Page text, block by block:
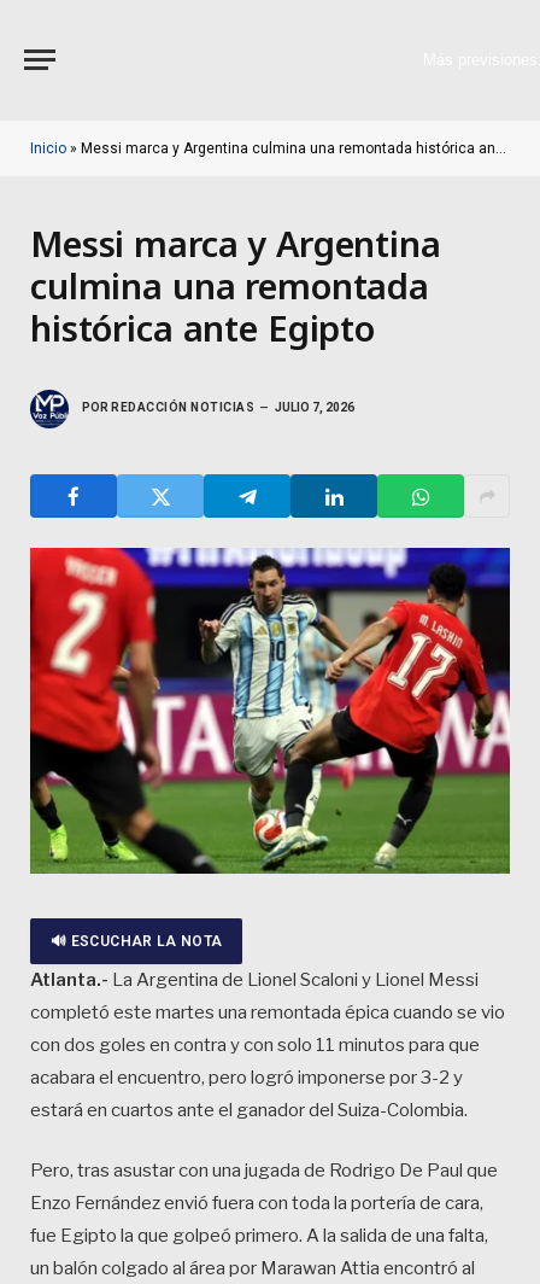
Inicio » Messi marca y Argentina culmina una remontada histórica ante Egipto
Messi marca y Argentina
culmina una remontada
histórica ante Egipto
POR REDACCIÓN NOTICIAS JULIO 7, 2026
🔊 ESCUCHAR LA NOTA
Atlanta.- La Argentina de Lionel Scaloni y Lionel Messi
completó este martes una remontada épica cuando se vio
con dos goles en contra y con solo 11 minutos para que
acabara el encuentro, pero logró imponerse por 3-2 y
estará en cuartos ante el ganador del Suiza-Colombia.
Pero, tras asustar con una jugada de Rodrigo De Paul que
Enzo Fernández envió fuera con toda la portería de cara,
fue Egipto la que golpeó primero. A la salida de una falta,
un balón colgado al área por Marawan Attia encontró al